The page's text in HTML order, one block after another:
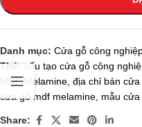
Danh mục: Cửa gỗ công
Thẻ:
cấu tạo cửa gỗ công
MDF Melamine địa chỉ bán
cửa gỗ mdf melamine mẫu
Share: